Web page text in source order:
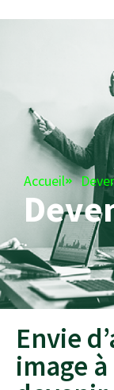
Accueil
.
Envie
image